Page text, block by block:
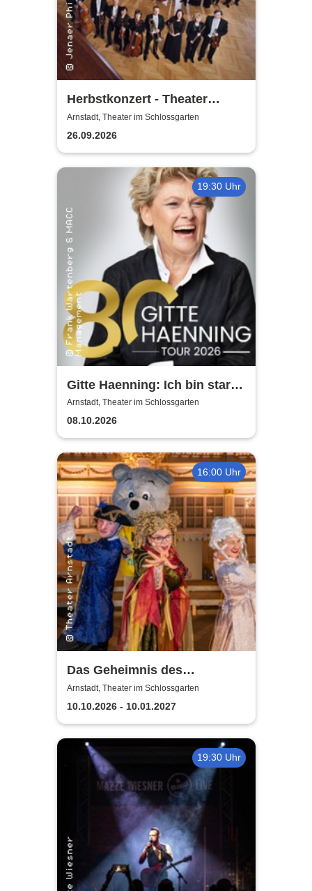
Herbstkonzert - Theater
Arnstadt
Arnstadt, Theater im Schlossgarten
26.09.2026
19:30 Uhr
Gitte Haenning: Ich bin stark -
80 Jahre Gitte Haenning
Arnstadt, Theater im Schlossgarten
08.10.2026
16:00 Uhr
Das Geheimnis des
Bachkirchenmädchens -
Theater Arnstadt
Arnstadt, Theater im Schlossgarten
10.10.2026 - 10.01.2027
19:30 Uhr